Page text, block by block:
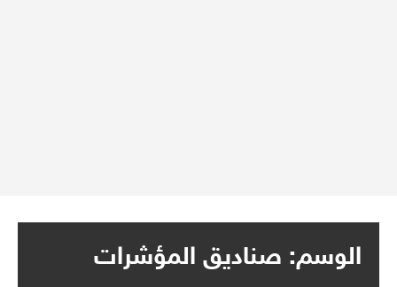
الوسم: صناديق المؤشرات